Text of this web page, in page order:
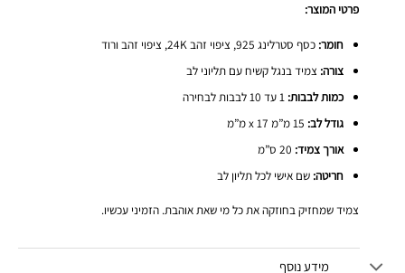
פרטי המוצר:
חומר: כסף סטרלינג 925, ציפוי זהב 24K, ציפוי זהב ורוד
צורה: צמיד בנגל קשיח עם תליוני לב
כמות לבבות:
גודל לב:
אורך צמיד:
חריטה: שם אישי לכל תליון לב
צמיד שמחזיק בחוזקה את כל מי שאת אוהבת. הזמיני עכשיו.
מידע נוסף